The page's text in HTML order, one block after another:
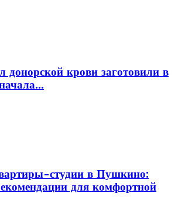
донорской крови заготовили в
студии в Пушкино:
для комфортной